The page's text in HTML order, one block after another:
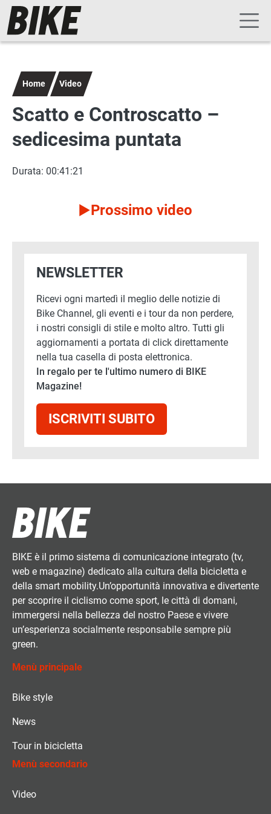
Salta al contenuto principale
Navigazione principale
Home Video
Scatto e Controscatto –
sedicesima puntata
Durata: 00:41:21
Prossimo video
NEWSLETTER
Ricevi ogni martedì il meglio delle notizie di
Bike Channel, gli eventi e i tour da non perdere,
i nostri consigli di stile e molto altro. Tutti gli
aggiornamenti a portata di click direttamente
nella tua casella di posta elettronica.
In regalo per te l'ultimo numero di BIKE
Magazine!
ISCRIVITI SUBITO
BIKE è il primo sistema di comunicazione integrato (tv,
web e magazine) dedicato alla cultura della bicicletta e
della smart mobility.Un’opportunità innovativa e divertente
per scoprire il ciclismo come sport, le città di domani,
immergersi nella bellezza del nostro Paese e vivere
un’esperienza socialmente responsabile sempre più
green.
Menù principale
Bike style
News
Tour in bicicletta
Menù secondario
Video